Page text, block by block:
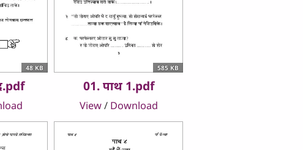
48 KB 585 KB
01. पाथ 1.pdf
View/ Download